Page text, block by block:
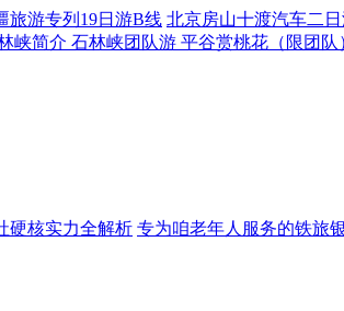
旅游专列19日游B线 北京房山十渡汽车二
峡简介 石林峡团队游 平谷赏桃花（限团队
硬核实力全解析 专为咱老年人服务的铁旅